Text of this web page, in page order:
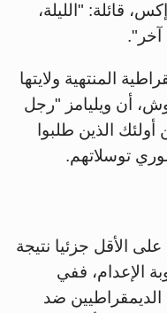
قائلة: "الليلة،
آخر".
المنتهية ولايتها
أن ويليامز "رجل
الذين طلبوا
توسلاتهم.
الأقل جزئيا نتيجة
الإعدام، ففي
الديمقراطيين ضد